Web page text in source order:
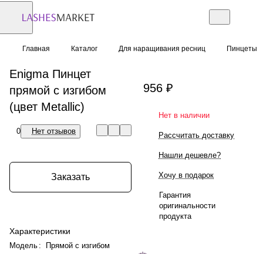
Главная Каталог Для наращивания ресниц Пинцеты
Enigma Пинцет
прямой с изгибом
(цвет Metallic)
0 Нет отзывов
Заказать
Характеристики
Модель :
Прямой с изгибом
956 ₽
Нет в наличии
Рассчитать доставку
Нашли дешевле?
Хочу в подарок
Гарантия
оригинальности
продукта